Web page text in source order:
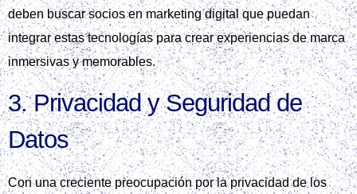
deben buscar socios en marketing digital que puedan
integrar estas tecnologías para crear experiencias de marca
inmersivas y memorables.
3. Privacidad y Seguridad de
Datos
Con una creciente preocupación por la privacidad de los